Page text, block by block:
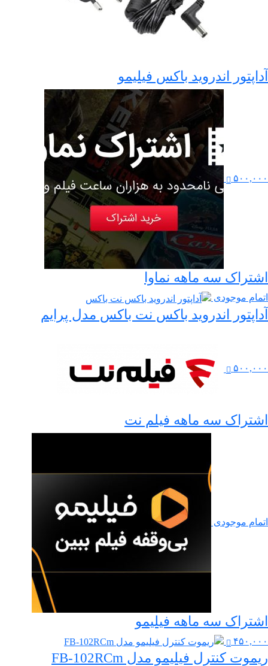
آداپتور اندروید باکس فیلیمو
۵۰۰,۰۰۰
اشتراک سه ماهه نماوا
اتمام موجودی
آداپتور اندروید باکس نت باکس مدل پرایم
۵۰۰,۰۰۰
اشتراک سه ماهه فیلم نت
اتمام موجودی
اشتراک سه ماهه فیلیمو
۴۵۰,۰۰۰
ریموت کنترل فیلیمو مدل FB-102RCm